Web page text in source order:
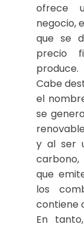
ofrece
negocio,
que se
precio
produce.
Cabe
el
se
y al ser
que
los
contiene
En